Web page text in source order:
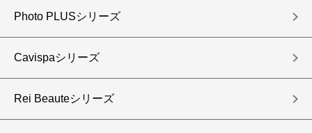
Photo PLUSシリーズ
Cavispaシリーズ
Rei Beauteシリーズ